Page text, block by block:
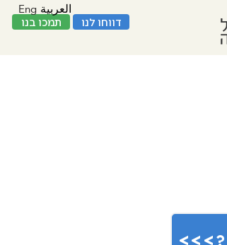
תמכו בנו דווחו לנו
العربية Eng